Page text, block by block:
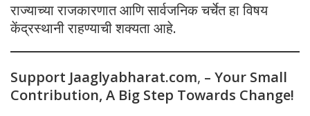
राज्याच्या राजकारणात आणि सार्वजनिक चर्चेत हा विषय
केंद्रस्थानी राहण्याची शक्यता आहे.
Support Jaaglyabharat.com, – Your Small
Contribution, A Big Step Towards Change!